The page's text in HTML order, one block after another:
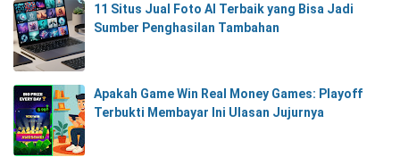
11 Situs Jual Foto AI Terbaik yang Bisa Jadi
Sumber Penghasilan Tambahan
Apakah Game Win Real Money Games: Playoff
Terbukti Membayar Ini Ulasan Jujurnya